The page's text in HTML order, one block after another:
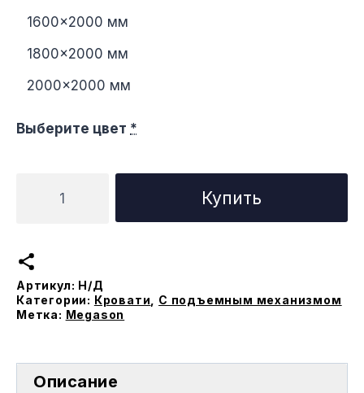
1600×2000 мм
1800×2000 мм
2000×2000 мм
Выберите цвет *
товара
Эстетико
подъемным
меxанизмом
Купить
Артикул: Н/Д
Категории: Кровати
С подъемным механизмом
Метка: Megason
Описание